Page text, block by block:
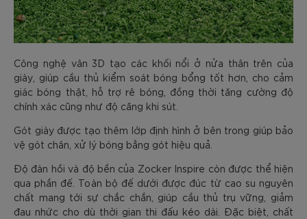
Công nghệ vân 3D tạo các khối nổi ở nửa thân trên của
giày, giúp cầu thủ kiểm soát bóng bổng tốt hơn, cho cảm
giác bóng thật, hỗ trợ rê bóng, đồng thời tăng cường độ
chính xác cũng như độ căng khi sút.
Gót giày được tạo thêm lớp định hình ở bên trong giúp bảo
vệ gót chân, xử lý bóng bằng gót hiệu quả.
Độ đàn hồi và độ bền của Zocker Inspire còn được thể hiện
qua phần đế. Toàn bộ đế dưới được đúc từ cao su nguyên
chất mang tới sự chắc chắn, giúp cầu thủ trụ vững, giảm
đau nhức cho dù thời gian thi đấu kéo dài. Đặc biệt, chất